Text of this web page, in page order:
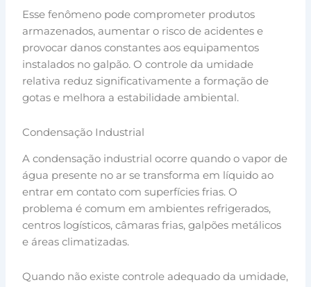
Esse fenômeno pode comprometer produtos
armazenados, aumentar o risco de acidentes e
provocar danos constantes aos equipamentos
instalados no galpão. O controle da umidade
relativa reduz significativamente a formação de
gotas e melhora a estabilidade ambiental.
Condensação Industrial
A condensação industrial ocorre quando o vapor de
água presente no ar se transforma em líquido ao
entrar em contato com superfícies frias. O
problema é comum em ambientes refrigerados,
centros logísticos, câmaras frias, galpões metálicos
e áreas climatizadas.
Quando não existe controle adequado da umidade,